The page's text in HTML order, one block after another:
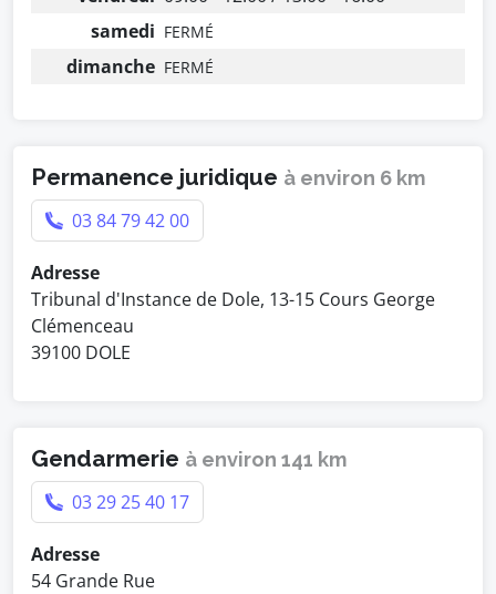
samedi FERMÉ
dimanche FERMÉ
Permanence juridique à environ 6 km
03 84 79 42 00
Adresse
Tribunal d'Instance de Dole, 13-15 Cours George
Clémenceau
39100 DOLE
Gendarmerie à environ 141 km
03 29 25 40 17
Adresse
54 Grande Rue